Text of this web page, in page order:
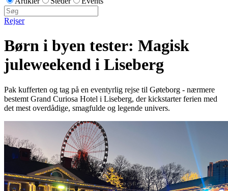
Rejser
Børn i byen tester: Magisk
juleweekend i Liseberg
Pak kufferten og tag på en eventyrlig rejse til Gøteborg - nærmere
bestemt Grand Curiosa Hotel i Liseberg, der kickstarter ferien med
det mest overdådige, smagfulde og legende univers.